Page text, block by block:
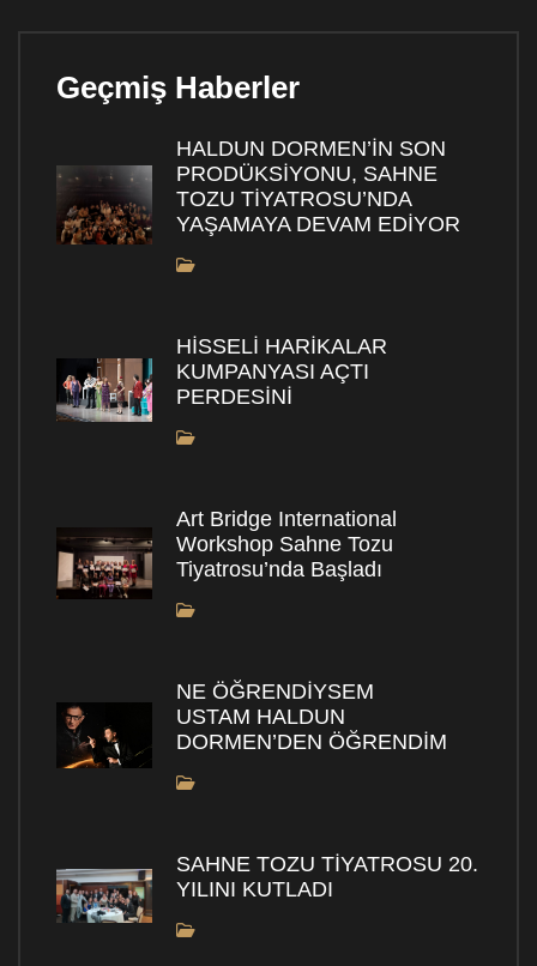
Geçmiş Haberler
HALDUN DORMEN’İN SON
PRODÜKSİYONU, SAHNE
TOZU TİYATROSU’NDA
YAŞAMAYA DEVAM EDİYOR
HİSSELİ HARİKALAR
KUMPANYASI AÇTI
PERDESİNİ
Art Bridge International
Workshop Sahne Tozu
Tiyatrosu’nda Başladı
NE ÖĞRENDİYSEM
USTAM HALDUN
DORMEN’DEN ÖĞRENDİM
SAHNE TOZU TİYATROSU 20.
YILINI KUTLADI